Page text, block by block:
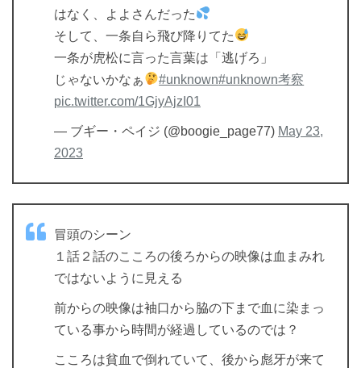
はなく、よよさんだった
そして、一条自ら飛び降りてた
一条が虎松に言った言葉は「逃げろ」
じゃないかなぁ
#unknown#unknown考察
pic.twitter.com/1GjyAjzI01
— ブギー・ペイジ (@boogie_page77) May 23,
2023
冒頭のシーン
１話２話のこころの後ろからの映像は血まみれ
ではないように見える
前からの映像は袖口から脇の下まで血に染まっ
ている事から時間が経過しているのでは？
こころは貧血で倒れていて、後から彪牙が来て